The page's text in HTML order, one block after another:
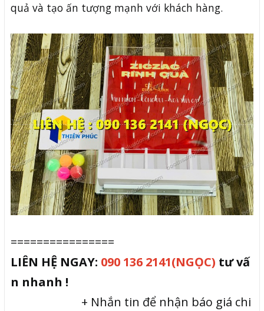
quả và tạo ấn tượng mạnh với khách hàng.
================
LIÊN HỆ NGAY: 090 136 2141(NGỌC) tư vấ
n nhanh !
+ Nhắn tin để nhận báo giá chi